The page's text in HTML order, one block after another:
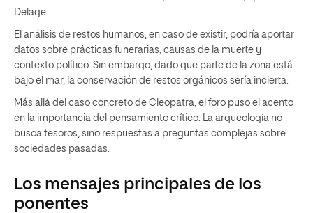
Delage.
El análisis de restos humanos, en caso de existir, podría aportar
datos sobre prácticas funerarias, causas de la muerte y
contexto político. Sin embargo, dado que parte de la zona está
bajo el mar, la conservación de restos orgánicos sería incierta.
Más allá del caso concreto de Cleopatra, el foro puso el acento
en la importancia del pensamiento crítico. La arqueología no
busca tesoros, sino respuestas a preguntas complejas sobre
sociedades pasadas.
Los mensajes principales de los
ponentes